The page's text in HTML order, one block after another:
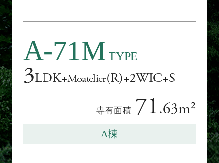
A-71M TYPE
3LDK+Moatelier(R)+2WIC+S
専有面積 71.63m²
A棟